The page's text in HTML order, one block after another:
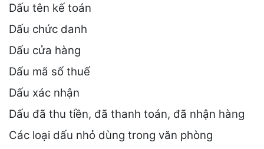
Dấu tên kế toán
Dấu chức danh
Dấu cửa hàng
Dấu mã số thuế
Dấu xác nhận
Dấu đã thu tiền, đã thanh toán, đã nhận hàng
Các loại dấu nhỏ dùng trong văn phòng